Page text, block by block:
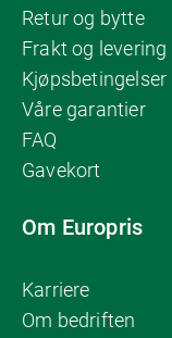
Retur og bytte
Frakt og levering
Kjøpsbetingelser
Våre garantier
FAQ
Gavekort
Om Europris
Karriere
Om bedriften